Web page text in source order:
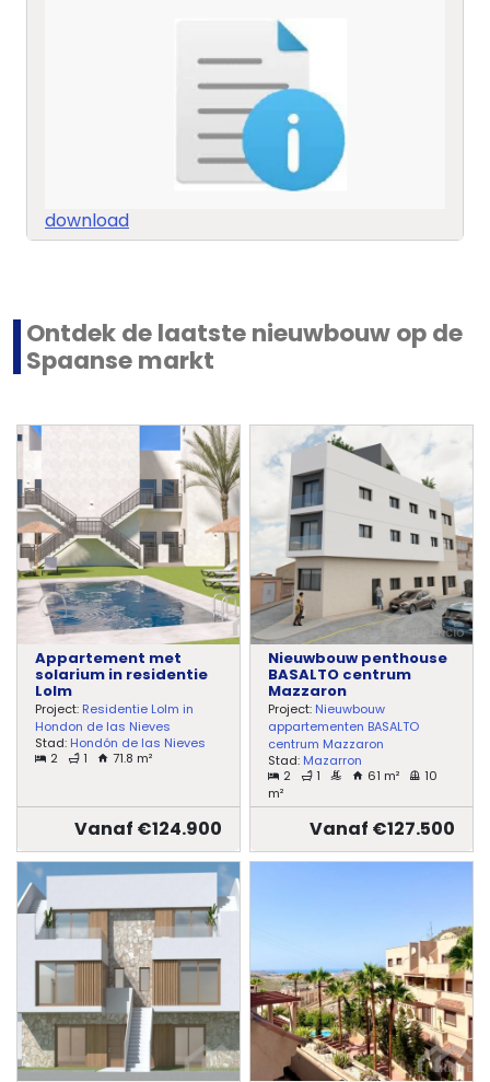
download
Ontdek de laatste nieuwbouw op de
Spaanse markt
Appartement met
solarium in residentie
Lolm
Project: Residentie Lolm in
Hondon de las Nieves
Stad: Hondón de las Nieves
2
1 71.8 m²
Vanaf €124.900
Nieuwbouw penthouse
BASALTO centrum
Mazzaron
Project: Nieuwbouw
appartementen BASALTO
centrum Mazzaron
Stad: Mazarron
2
1 61 m²
10
m²
Vanaf €127.500